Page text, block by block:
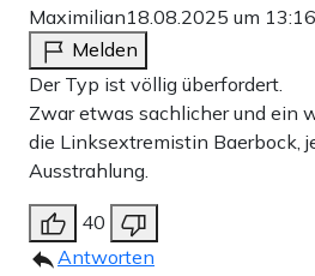
Maximilian18.08.2025 um
Melden
Der Typ ist völlig überfordert.
Zwar etwas sachlicher und ein
die Linksextremistin Baerbock,
Ausstrahlung.
40
Antworten